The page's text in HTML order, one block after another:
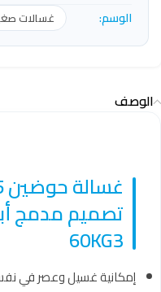
الوسم: غسالات
الوصف
60KG3
إمكانية غسيل وعصر في